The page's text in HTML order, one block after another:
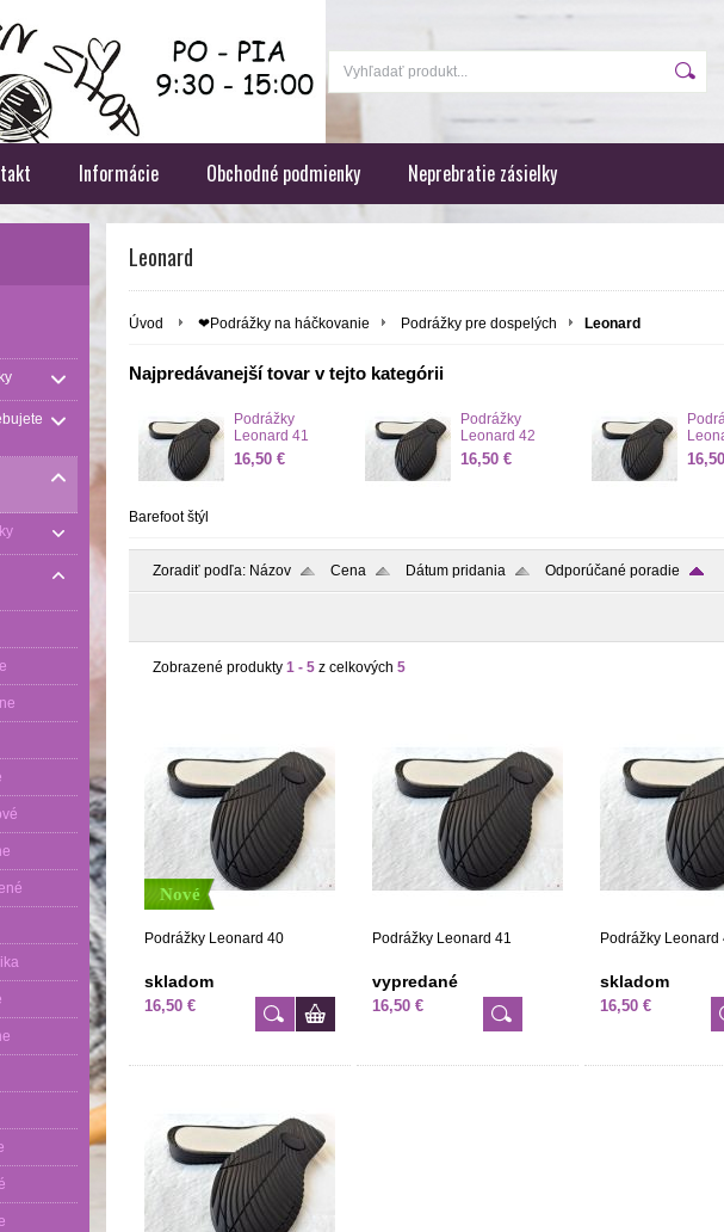
Informácie Obchodné podmienky Neprebratie zásielky
Leonard
Úvod ❤Podrážky na háčkovanie Podrážky pre dospelých Leonard
Najpredávanejší tovar v tejto kategórii
Podrážky
Leonard 41
16,50 €
Podrážky
Leonard 42
16,50 €
Barefoot štýl
Zoradiť podľa: Názov Cena Dátum pridania Odporúčané poradie
Zobrazené produkty 1 - 5 z celkových 5
Nové
Podrážky Leonard 40
skladom
16,50 €
Podrážky Leonard 41
vypredané
16,50 €
Podrážky Leonard
skladom
16,50 €